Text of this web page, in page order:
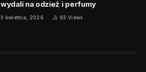
wydali na odzież i perfumy
3 kwietnia, 2026 93Views